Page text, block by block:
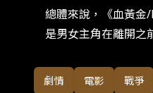
總體來說，《血黃金
是男女主角在離開之
劇情 電影 戰爭